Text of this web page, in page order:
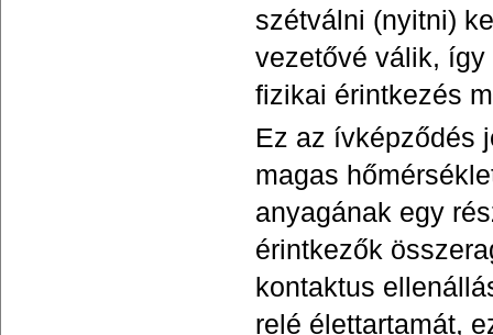
szétválni (nyitni)
vezetővé válik,
fizikai érintkezés
Ez az ívképződés
magas
anyagának egy
érintkezők
kontaktus
relé élettartamát,